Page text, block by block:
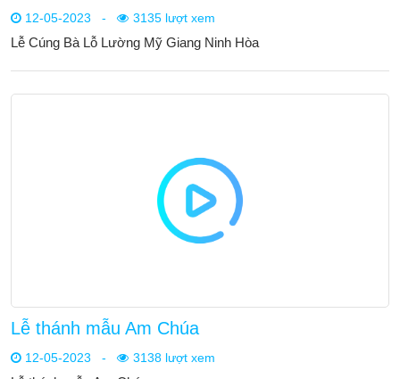
12-05-2023 - 3135 lượt xem
Lễ Cúng Bà Lỗ Lường Mỹ Giang Ninh Hòa
Lễ thánh mẫu Am Chúa
12-05-2023 - 3138 lượt xem